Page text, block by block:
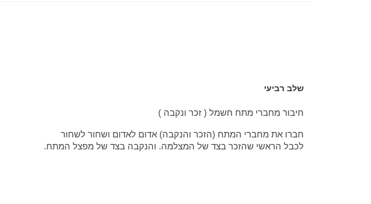
שלב רביעי
חיבור מחברי מתח חשמל ( זכר ונקבה )
חברו את מחברי המתח (הזכר והנקבה) אדום לאדום ושחור לשחור
לכבל הראשי שהזכר בצד של המצלמה. והנקבה בצד של מפצל המתח.